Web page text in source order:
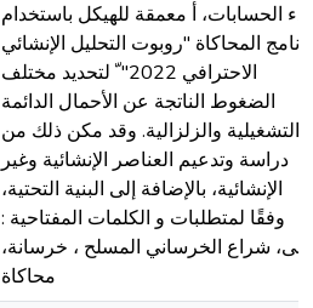
بدء الحسابات، أ معمقة للھیكل باستخدام
المحاكاة "روبوت التحلیل الإنشائي
الاحترافي 2022" ّ لتحدید مختلف
الضغوط الناتجة عن الأحمال الدائمة
والتشغیلیة والزلزالیة. وقد مكن ذلك من
دراسة وتدعیم العناصر الإنشائیة وغیر
الإنشائیة، بالإضافة إلى البنیة التحتیة،
وفقًا لمتطلبات و الكلمات المفتاحیة :
شراع الخرساني المسلح ، خرسانة،
محاكاة